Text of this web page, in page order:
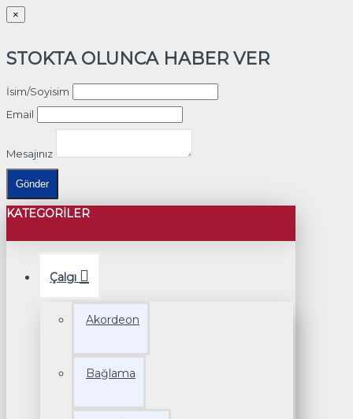
×
STOKTA OLUNCA HABER VER
İsim/Soyisim
Email
Mesajınız
Gönder
KATEGORILER
Çalgı
Akordeon
Bağlama